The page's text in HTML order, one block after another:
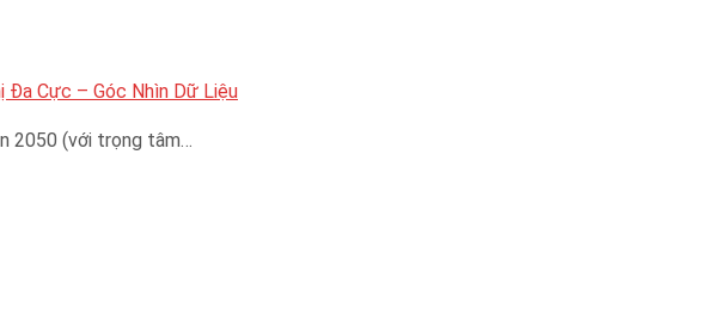
Đa Cực – Góc Nhìn Dữ Liệu
2050 (với trọng tâm…